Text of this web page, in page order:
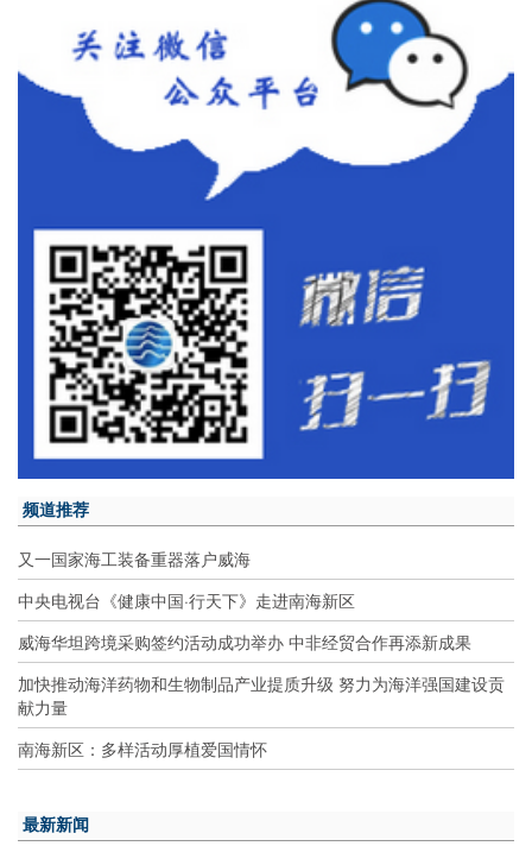
频道推荐
又一国家海工装备重器落户威海
中央电视台《健康中国·行天下》走进南海新区
威海华坦跨境采购签约活动成功举办 中非经贸合作再添新成果
加快推动海洋药物和生物制品产业提质升级 努力为海洋强国建设贡
献力量
南海新区：多样活动厚植爱国情怀
最新新闻